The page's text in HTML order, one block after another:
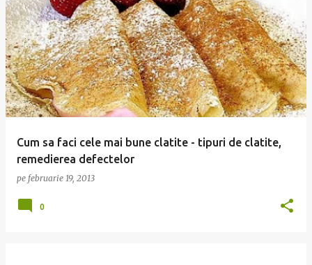
Cum sa faci cele mai bune clatite - tipuri de clatite,
remedierea defectelor
pe februarie 19, 2013
0